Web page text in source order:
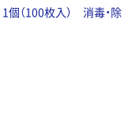
（100枚入） 消毒・除